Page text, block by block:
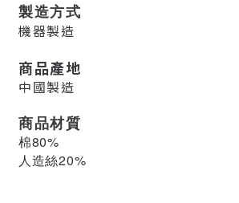
製造方式
機器製造
商品產地
中國製造
商品材質
棉80%
人造絲20%